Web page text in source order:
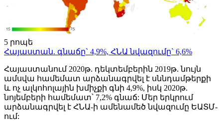
5 րոպե
Հայաստան. գնաճը` 4,9%, ՀՆԱ նվազումը` 6,6%
Հայաստանում 2020թ. դեկտեմբերին 2019թ. նույն
ամսվա համեմատ արձանագրվել է սննդամթերքի
և ոչ ալկոհոլային խմիչքի գնի 4,9%, իսկ 2020թ.
նոյեմբերի համեմատ՝ 7,2% գնաճ: Մեր երկրում
արձանագրվել է ՀՆԱ-ի ամենամեծ նվազումը ԵԱՏՄ-
ում: